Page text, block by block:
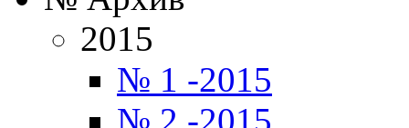
2015
№ 1 -2015